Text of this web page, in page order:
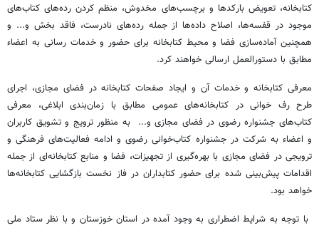
کتابخانه، تعویض بارکدها و برچسب‌های مخدوش، منظم کردن رده‌های کتاب‌های
موجود در قفسه‌ها، اصلاح داده‌ها از جمله رده‌های نادرست، فاقد بخش و... و
همچنین آماده‌سازی فضا و محیط کتابخانه برای حضور و خدمات رسانی به اعضاء
مطابق با دستورالعمل ارسالی خواهند کرد.
معرفی کتابخانه و خدمات آن و ایجاد صفحات کتابخانه در فضای مجازی، اجرای
طرح رف خوانی در کتابخانه‌های عمومی مطابق با زمان‌بندی ابلاغی، معرفی
کتاب‌های جشنواره رضوی در فضای مجازی و... به منظور ترویج و تشویق کاربران
و اعضاء به شرکت در جشنواره کتاب‌خوانی رضوی و ادامه فعالیت‌های فرهنگی و
ترویجی در فضای مجازی با بهره‌گیری از تجهیزات، فضا و منابع کتابخانه‌ای از جمله
اقدامات پیش‌بینی شده برای حضور کتابداران در فاز نخست بازگشایی کتابخانه‌ها
خواهد بود.
با توجه به شرایط اضطراری به وجود آمده در استان خوزستان و با نظر ستاد ملی